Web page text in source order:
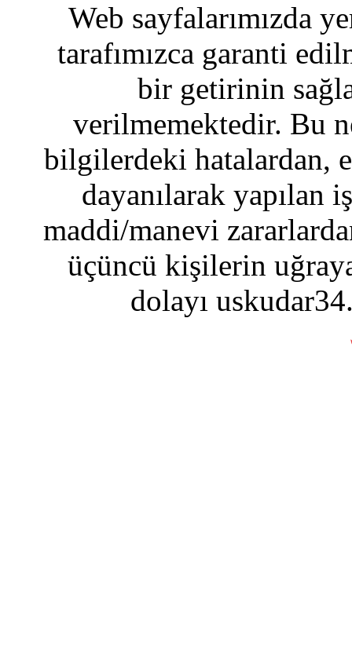
Web sayfalarımızda
tarafımızca garanti
bir getirinin
verilmemektedir. Bu
bilgilerdeki hatalardan,
dayanılarak yapılan
maddi/manevi
üçüncü kişilerin
dolayı